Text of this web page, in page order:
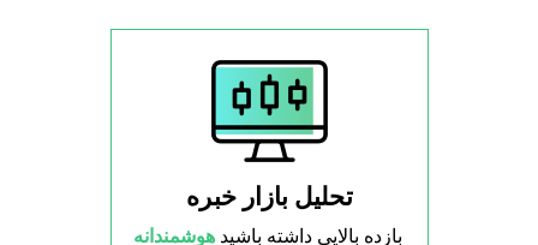
تحلیل بازار خبره
بازده بالایی داشته باشیدهوشمندانه